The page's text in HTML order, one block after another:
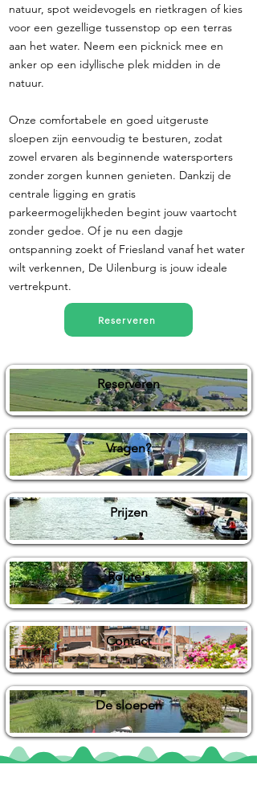
natuur, spot weidevogels en rietkragen of kies
voor een gezellige tussenstop op een terras
aan het water. Neem een picknick mee en
anker op een idyllische plek midden in de
natuur.
Onze comfortabele en goed uitgeruste
sloepen zijn eenvoudig te besturen, zodat
zowel ervaren als beginnende watersporters
zonder zorgen kunnen genieten. Dankzij de
centrale ligging en gratis
parkeermogelijkheden begint jouw vaartocht
zonder gedoe. Of je nu een dagje
ontspanning zoekt of Friesland vanaf het water
wilt verkennen, De Uilenburg is jouw ideale
vertrekpunt.
Reserveren
Reserveren
Vragen?
Prijzen
Route's
Contact
De sloepen